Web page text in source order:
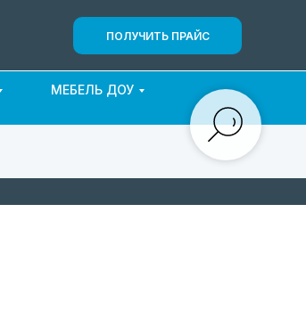
ПОЛУЧИТЬ ПРАЙС
МЕБЕЛЬ ДОУ